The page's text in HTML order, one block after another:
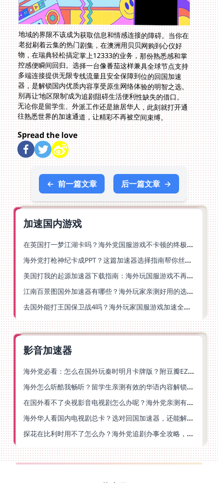
地域的界限不该成为获取信息和情感连接的障碍。当你在
老挝刷着云集的热门剧集，在澳洲用贝贝网购到心仪好
物，在瑞典轻松搞定掌上12333的业务，那份熟悉感和掌
控感便瞬间回归。选择一台像番茄这样兼具全球节点支持
多端连接提供无限专线流量且安全保障到位的回国加速
器，是解锁国内优质内容享受原生网络体验的明智之选。
别再让‘地区限制’成为追剧阻碍生活便利性缺失的借口。
无论你是留学生、外派工作还是旅居华人，此刻就打开通
往熟悉世界的加速通道，让精彩不再被空间束缚。
Spread the love
← 前一篇文章 后一篇文章 →
加速国内游戏
在英国打一梦江湖卡吗？海外党国服游戏不卡顿的终极解法
海外党打枪神纪卡成PPT？这篇加速器选择指南帮你丝滑上分
美国打我的起源加速器下载指南：海外玩国服游戏不再卡的终极方案
江南百景图国外加速器有哪些？海外玩家亲测好用的选择与避坑指南
去国外能打王国保卫战4吗？海外玩家国服游戏加速全攻略（附公主连结幻想江湖实测）
影音加速器
海外党必看：怎么在国外玩秦时明月卡牌版？附豆瓣EZCast地区限制破解法
海外怎么听酷我畅听？留学生亲测有效的华语内容解锁指南
在国外看不了央视影音电视剧怎么办呢？海外党亲测有效的回国加速方案
海外华人看国内电视剧总卡？选对回国加速器，还能解决菲律宾打不开反诈中心的问题
探花在比利时用不了怎么办？海外党追剧办事全攻略，选对加速器就够了